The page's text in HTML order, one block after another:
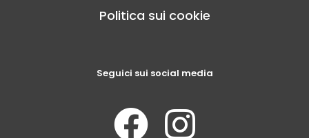
Politica sui cookie
Seguici sui social media